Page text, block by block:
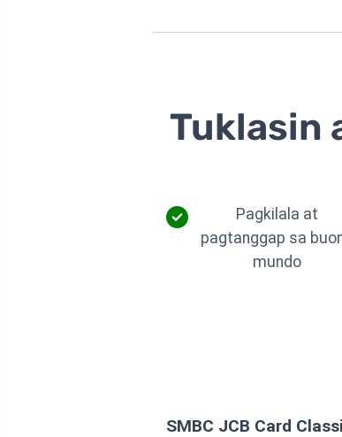
Tuklasin
Pagkilala at
pagtanggap sa
mundo
SMBC JCB Card